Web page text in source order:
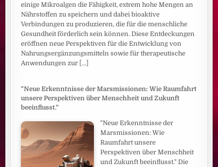
einige Mikroalgen die Fähigkeit, extrem hohe Mengen an
Nährstoffen zu speichern und dabei bioaktive
Verbindungen zu produzieren, die für die menschliche
Gesundheit förderlich sein können. Diese Entdeckungen
eröffnen neue Perspektiven für die Entwicklung von
Nahrungsergänzungsmitteln sowie für therapeutische
Anwendungen zur [...]
"Neue Erkenntnisse der Marsmissionen: Wie Raumfahrt
unsere Perspektiven über Menschheit und Zukunft
beeinflusst."
"Neue Erkenntnisse der
Marsmissionen: Wie
Raumfahrt unsere
Perspektiven über Menschheit
und Zukunft beeinflusst." Die